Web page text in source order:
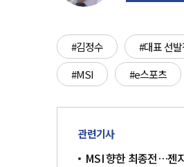
#김정수 #대표 선발
#MSI
#e스포츠
관련기사
MSI 향한 최종전…젠